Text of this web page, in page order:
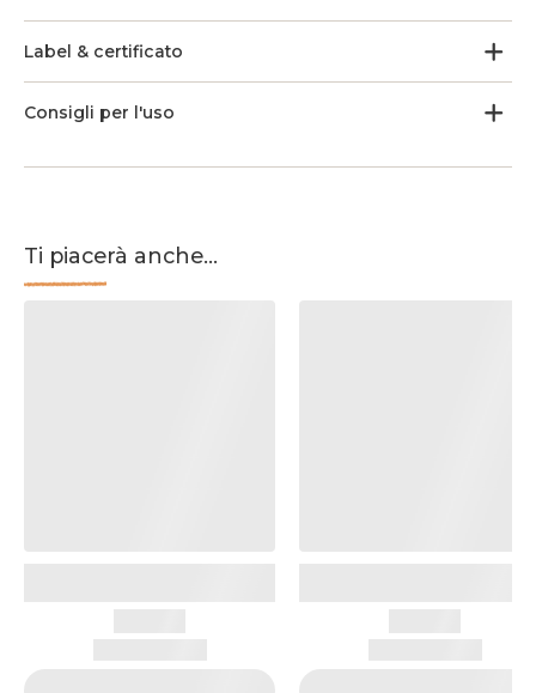
Label & certificato
Consigli per l'uso
Ti piacerà anche...